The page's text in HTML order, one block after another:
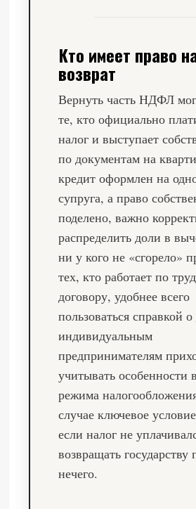
Кто имеет право
возврат
Вернуть часть НДФЛ
те, кто официально
налог и выступает
по документам на
кредит оформлен на
супруга, а право
поделено, важно
распределить доли в
ни у кого не «сгорело»
тех, кто работает по
договору, удобнее всего
пользоваться справкой
индивидуальным
предпринимателям
учитывать особенности
режима
случае ключевое
если налог не
возвращать государству
нечего.